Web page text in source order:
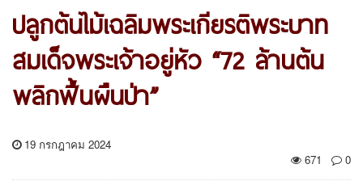
ปลูกต้นไม้เฉลิมพระเกียรติพระบาท
สมเด็จพระเจ้าอยู่หัว “72 ล้านต้น
พลิกฟื้นผืนป่า”
19 กรกฎาคม 2024
671
0